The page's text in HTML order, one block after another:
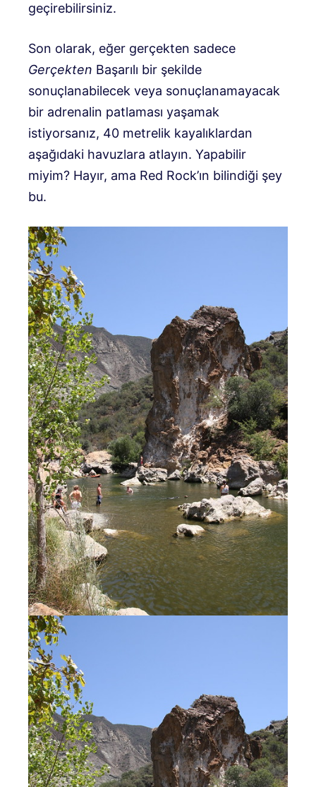
geçirebilirsiniz.
Son olarak, eğer gerçekten sadece
Gerçekten Başarılı bir şekilde
sonuçlanabilecek veya sonuçlanamayacak
bir adrenalin patlaması yaşamak
istiyorsanız, 40 metrelik kayalıklardan
aşağıdaki havuzlara atlayın. Yapabilir
miyim? Hayır, ama Red Rock’ın bilindiği şey
bu.